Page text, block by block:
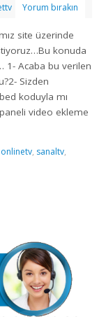
Yorum bırakın
site üzerinde
konuda
1- Acaba bu verilen
Sizden
koduyla mı
video ekleme
onlinetv, sanaltv,